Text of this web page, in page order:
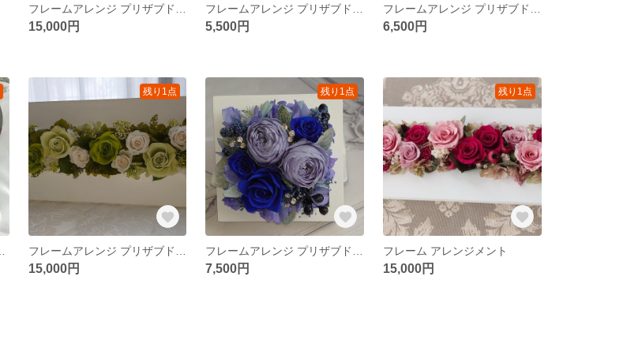
15,000円 5,500円 6,500円
残り1点
15,000円
残り1点
7,500円
残り1点
フレーム アレンジメント
15,000円